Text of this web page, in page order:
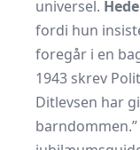
universel.
fordi hun
foregår i en
1943 skrev
Ditlevsen har